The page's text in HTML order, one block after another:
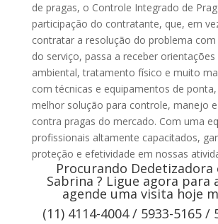
de pragas, o Controle Integrado de
participação do contratante, que, em
contratar a resolução do problema
do serviço, passa a receber orientações
ambiental, tratamento físico e muito
com técnicas e equipamentos de
melhor solução para controle, manejo
contra pragas do mercado. Com uma
profissionais altamente capacitados,
proteção e efetividade em nossas
Procurando Dedetizadora
Sabrina ? Ligue agora para
agende uma visita hoje
(11) 4114-4004 / 5933-5165 /